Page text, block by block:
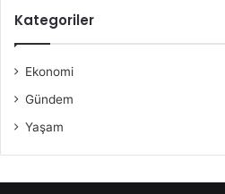
Kategoriler
Ekonomi
Gündem
Yaşam